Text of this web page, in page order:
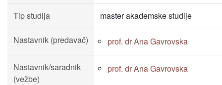
Tip studija master akademske studije
Nastavnik (predavač) prof. dr Ana Gavrovska
Nastavnik/saradnik
(vežbe)
prof. dr Ana Gavrovska